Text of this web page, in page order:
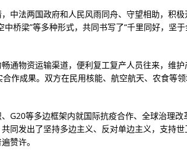
中法两国政府和人民风雨同舟、守望相助，积极
桥梁”等多种形式，共同书写了“千里同好，坚于
通物资运输渠道，便利复工复产人员往来，维护
作成果。双方在民用核能、航空航天、农食等
G20等多边框架内就国际抗疫合作、全球治理改
同发出了坚持多边主义、反对单边主义，支持世
赞许。